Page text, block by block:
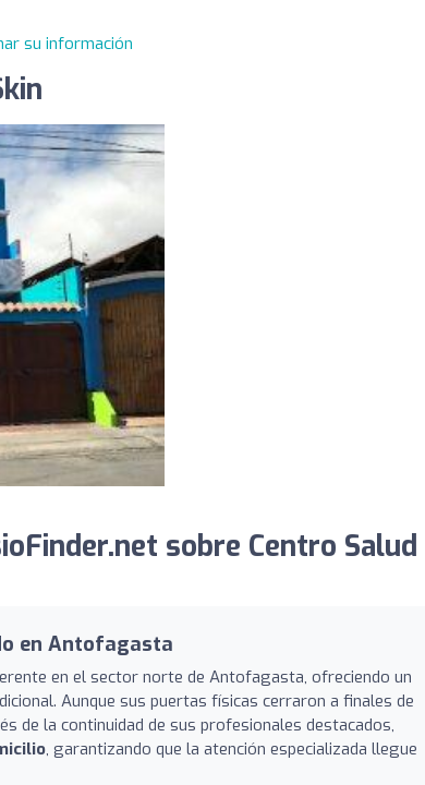
su información
sobre Centro Salud
en Antofagasta
en el sector norte de Antofagasta, ofreciendo un
Aunque sus puertas físicas cerraron a finales de
de la continuidad de sus profesionales destacados,
, garantizando que la atención especializada llegue